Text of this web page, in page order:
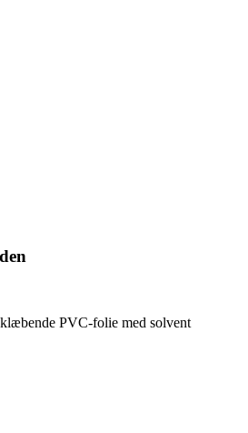
PVC-folie med solvent